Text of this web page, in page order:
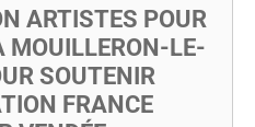
ARTISTES POUR
MOUILLERON-LE-
SOUTENIR
FRANCE